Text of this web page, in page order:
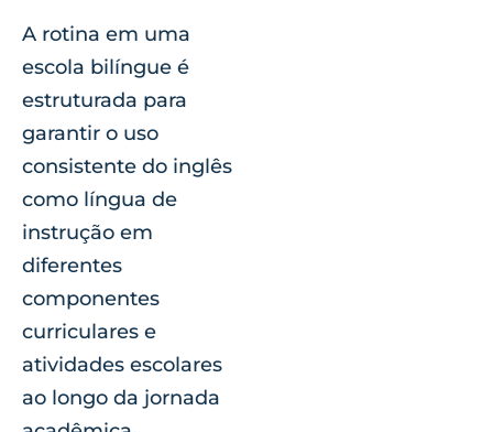
A rotina em uma
escola bilíngue é
estruturada para
garantir o uso
consistente do inglês
como língua de
instrução em
diferentes
componentes
curriculares e
atividades escolares
ao longo da jornada